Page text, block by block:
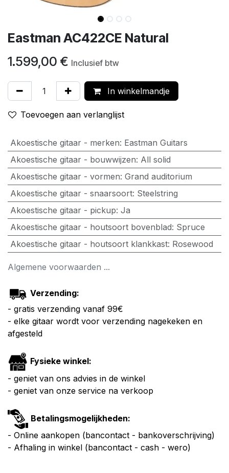
Eastman AC422CE Natural
1.599,00 € Inclusief btw
In winkelmandje
Toevoegen aan verlanglijst
Akoestische gitaar - merken: Eastman Guitars
Akoestische gitaar - bouwwijzen: All solid
Akoestische gitaar - vormen: Grand auditorium
Akoestische gitaar - snaarsoort: Steelstring
Akoestische gitaar - pickup: Ja
Akoestische gitaar - houtsoort bovenblad: Spruce
Akoestische gitaar - houtsoort klankkast: Rosewood
Algemene voorwaarden ...
Verzending:
- gratis verzending vanaf 99€
- elke gitaar wordt voor verzending nagekeken en
afgesteld
Fysieke winkel:
- geniet van ons advies in de winkel
- geniet van onze service na verkoop
Betalingsmogelijkheden:
- Online aankopen (bancontact - bankoverschrijving)
- Afhaling in winkel (bancontact - cash - wero)